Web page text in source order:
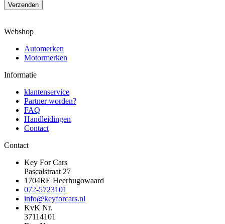
Verzenden
Webshop
Automerken
Motormerken
Informatie
klantenservice
Partner worden?
FAQ
Handleidingen
Contact
Contact
Key For Cars
Pascalstraat 27
1704RE Heerhugowaard
072-5723101
info@keyforcars.nl
KvK Nr.
37114101